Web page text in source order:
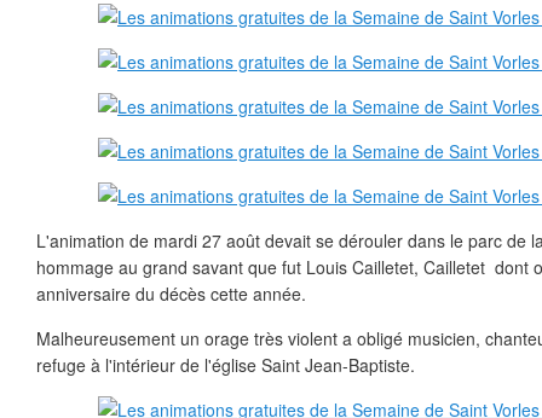
L'animation de mardi 27 août devait se dérouler dans le parc de
hommage au grand savant que fut Louis Cailletet, Cailletet dont
anniversaire du décès cette année.
Malheureusement un orage très violent a obligé musicien,
refuge à l'intérieur de l'église Saint Jean-Baptiste.